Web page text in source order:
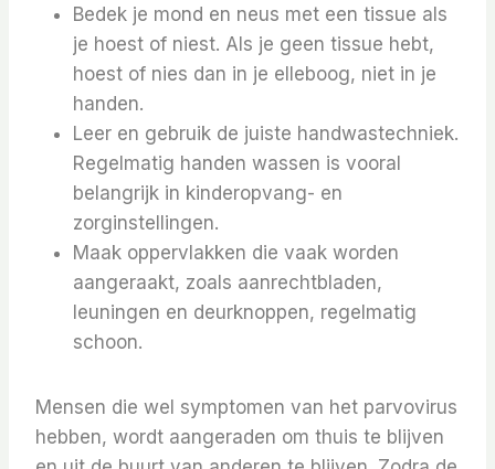
Bedek je mond en neus met een tissue als
je hoest of niest. Als je geen tissue hebt,
hoest of nies dan in je elleboog, niet in je
handen.
Leer en gebruik de juiste handwastechniek.
Regelmatig handen wassen is vooral
belangrijk in kinderopvang- en
zorginstellingen.
Maak oppervlakken die vaak worden
aangeraakt, zoals aanrechtbladen,
leuningen en deurknoppen, regelmatig
schoon.
Mensen die wel symptomen van het parvovirus
hebben, wordt aangeraden om thuis te blijven